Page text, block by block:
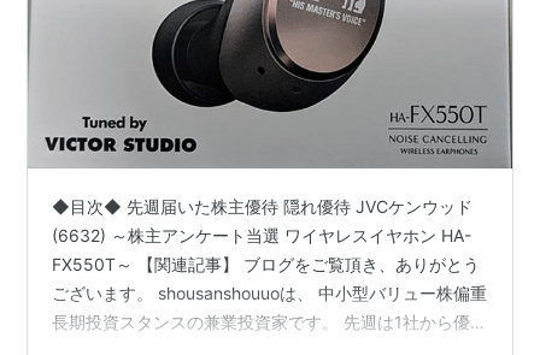
◆目次◆ 先週届いた株主優待 隠れ優待 JVCケンウッド
(6632) ～株主アンケート当選 ワイヤレスイヤホン HA-
FX550T～ 【関連記事】 ブログをご覧頂き、ありがとう
ございます。 shousanshouuoは、 中小型バリュー株偏重
長期投資スタンスの兼業投資家です。 先週は1社から優待